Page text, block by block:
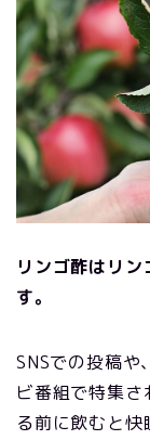
リンゴ酢はリ
す。
SNSでの投稿や
ビ番組で特集
る前に飲むと